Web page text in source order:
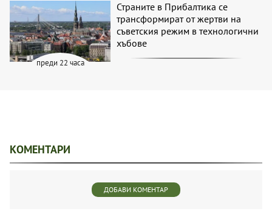
преди 22 часа
Страните в Прибалтика се
трансформират от жертви на
съветския режим в технологични
хъбове
КОМЕНТАРИ
ДОБАВИ КОМЕНТАР